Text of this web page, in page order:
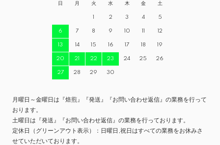
日 月 火 水 木 金 土
1 2 3 4 5
6 7 8 9 10 11 12
13 14 15 16 17 18 19
20 21 22 23 24 25 26
27 28 29 30
月曜日～金曜日は『焙煎』『発送』『お問い合わせ返信』の業務を行って
おります。
土曜日は『発送』『お問い合わせ返信』の業務を行っております。
定休日（グリーンアウト表示）：日曜日,祝日はすべての業務をお休みさ
せていただいております。